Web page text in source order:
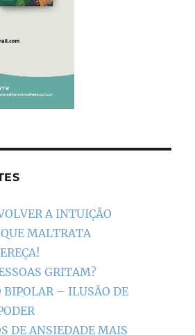
A INTUIÇÃO
MALTRATA
GRITAM?
BIPOLAR – ILUSÃO DE
DE ANSIEDADE MAIS